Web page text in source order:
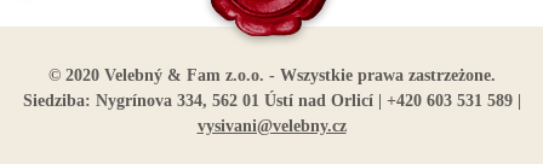
© 2020 Velebný & Fam z.o.o. - Wszystkie prawa zastrzeżone.
Siedziba: Nygrínova 334, 562 01 Ústí nad Orlicí | +420 603 531 589 |
vysivani@velebny.cz